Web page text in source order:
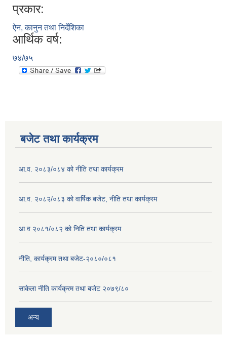
प्रकार:
ऐन, कानुन तथा निर्देशिका
आर्थिक वर्ष:
७४/७५
बजेट तथा कार्यक्रम
आ.व. २०८३/०८४ को नीति तथा कार्यक्रम
आ.व. २०८२/०८३ को वार्षिक बजेट, नीति तथा कार्यक्रम
आ.व २०८१/०८२ को निति तथा कार्यक्रम
नीति, कार्यक्रम तथा बजेट-२०८०/०८१
साकेला नीति कार्यक्रम तथा बजेट २०७९/८०
अन्य